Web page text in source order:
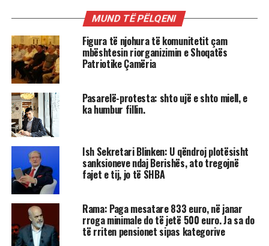
MUND TË PËLQENI
Figura të njohura të komunitetit çam
mbështesin riorganizimin e Shoqatës
Patriotike Çamëria
Pasarelë-protesta: shto ujë e shto miell, e
ka humbur fillin.
Ish Sekretari Blinken: U qëndroj plotësisht
sanksioneve ndaj Berishës, ato tregojnë
fajet e tij, jo të SHBA
Rama: Paga mesatare 833 euro, në janar
rroga minimale do të jetë 500 euro. Ja sa do
të rriten pensionet sipas kategorive